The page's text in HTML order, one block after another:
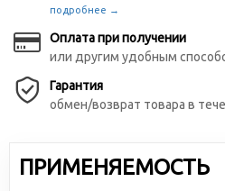
подробнее →
Оплата при получении
или другим удобным
Гарантия
обмен/возврат товара в
ПРИМЕНЯЕМОСТЬ